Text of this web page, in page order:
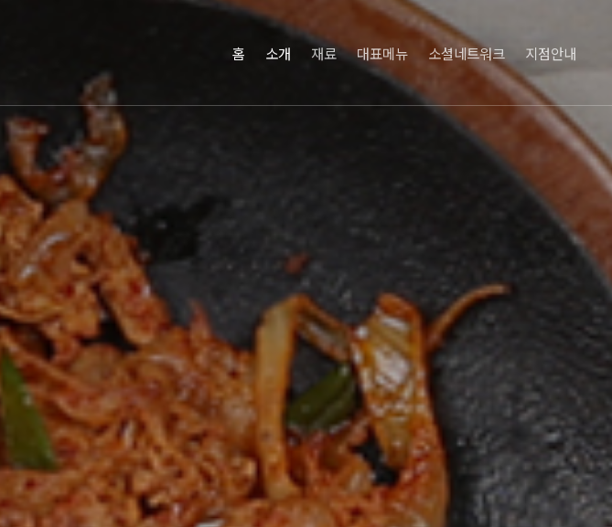
홈 소개 재료 대표메뉴 소셜네트워크 지점안내